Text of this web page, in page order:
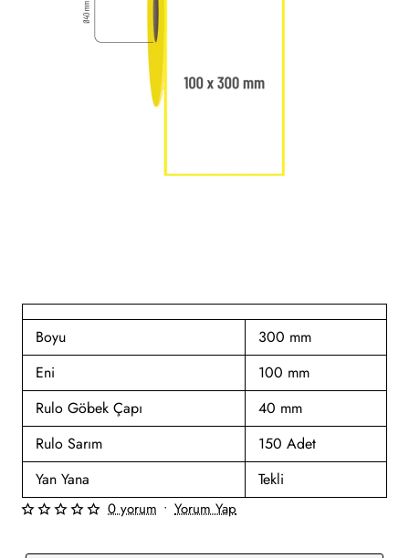
Boyu
300 mm
Eni
100 mm
Rulo Göbek Çapı
40 mm
Rulo Sarım
150 Adet
Yan Yana
Tekli
0 yorum • Yorum Yap